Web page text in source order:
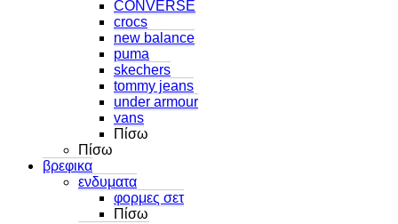
CONVERSE
crocs
new balance
puma
skechers
tommy jeans
under armour
vans
Πίσω
Πίσω
βρεφικα
ενδυματα
φορμες σετ
Πίσω